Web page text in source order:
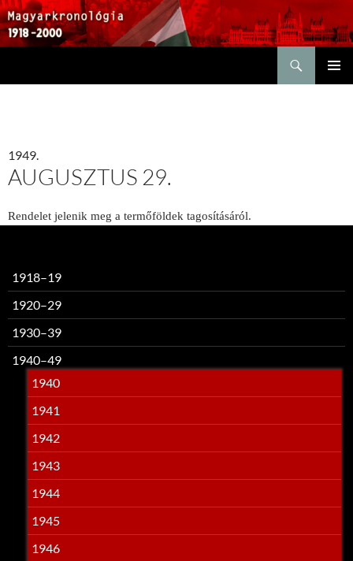
1949.
AUGUSZTUS 29.
Rendelet jelenik meg a termőföldek tagosításáról.
1918–19
1920–29
1930–39
1940–49
1940
1941
1942
1943
1944
1945
1946